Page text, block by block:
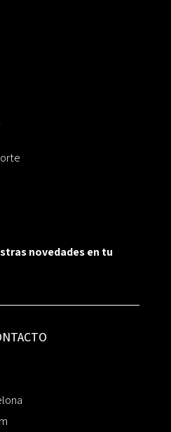
novedades en tu